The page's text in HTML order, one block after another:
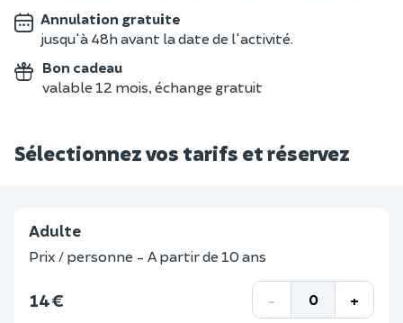
Annulation gratuite
jusqu'à 48h avant la date de l'activité.
Bon cadeau
valable 12 mois, échange gratuit
Sélectionnez vos tarifs et réservez
Adulte
Prix / personne - A partir de 10 ans
14 € - +